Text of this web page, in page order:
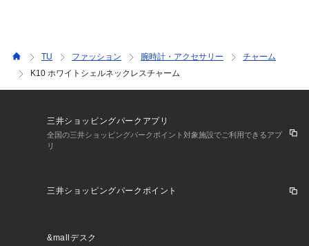
TU ファッション 腕時計・アクセサリー
チャーム
K10 ホワイトシェルネックレスチャーム
三井ショッピングパークアプリ
全国の三井ショッピングパークポイント対象施設でご利用できるアプ
リ
三井ショッピングパークポイント
&mallデスク